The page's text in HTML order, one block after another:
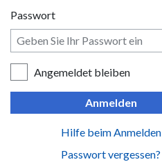
Passwort
Angemeldet bleiben
Anmelden
Hilfe beim Anmelden
Passwort vergessen?